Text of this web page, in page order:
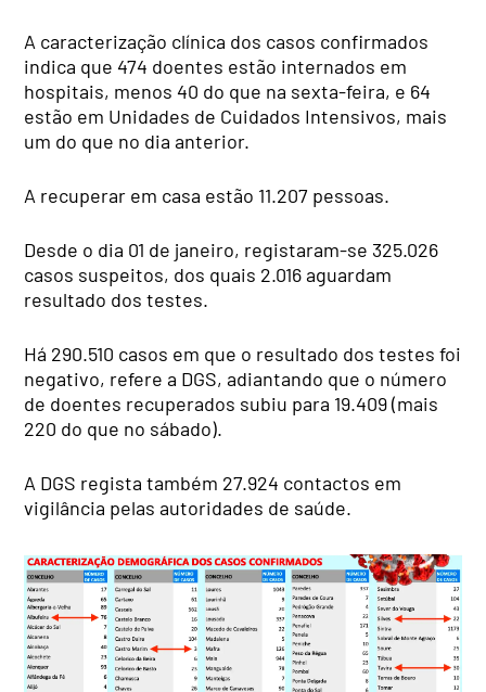
A caracterização clínica dos casos confirmados
indica que 474 doentes estão internados em
hospitais, menos 40 do que na sexta-feira, e 64
estão em Unidades de Cuidados Intensivos, mais
um do que no dia anterior.
A recuperar em casa estão 11.207 pessoas.
Desde o dia 01 de janeiro, registaram-se 325.026
casos suspeitos, dos quais 2.016 aguardam
resultado dos testes.
Há 290.510 casos em que o resultado dos testes foi
negativo, refere a DGS, adiantando que o número
de doentes recuperados subiu para 19.409 (mais
220 do que no sábado).
A DGS regista também 27.924 contactos em
vigilância pelas autoridades de saúde.